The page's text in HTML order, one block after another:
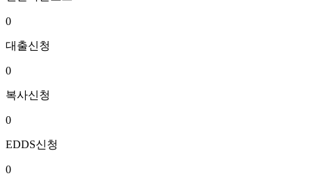
0
대출신청
0
복사신청
0
EDDS신청
0